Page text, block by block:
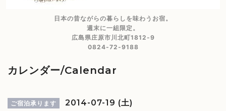
日本の昔ながらの暮らしを味わうお宿。
週末に一組限定。
広島県庄原市川北町1812-9
0824-72-9188
カレンダー/Calendar
ご宿泊承ります 2014-07-19 (土)